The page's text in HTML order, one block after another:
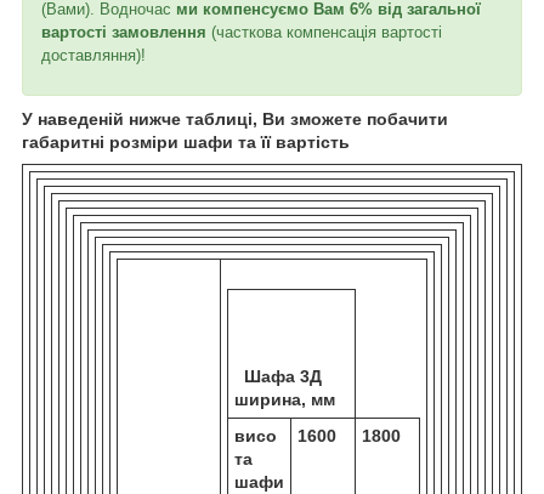
(Вами). Водночас ми компенсуємо Вам 6% від загальної
вартості замовлення (часткова компенсація вартості
доставляння)!
У наведеній нижче таблиці, Ви зможете побачити
габаритні розміри шафи та її вартість
Шафа 3Д
ширина, мм
висо
та
шафи
1600 1800